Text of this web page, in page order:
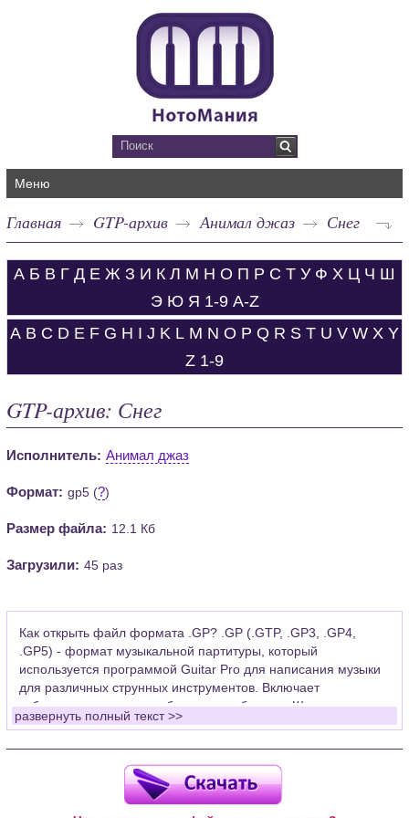
Меню
Главная GTP-архив Анимал джаз Снег
А Б В Г Д Е Ж З И К Л М Н О П Р С Т У Ф Х Ц Ч Ш
Э Ю Я 1-9 A-Z
A B C D E F G H I J K L M N O P Q R S T U V W X Y
Z 1-9
GTP-архив: Снег
Исполнитель: Анимал джаз
Формат: gp5 (?)
Размер файла: 12.1 Кб
Загрузили: 45 раз
Как открыть файл формата .GP? .GP (.GTP, .GP3, .GP4,
.GP5) - формат музыкальной партитуры, который
используется программой Guitar Pro для написания музыки
для различных струнных инструментов. Включает
табулатуры для гитары, бас-гитары, банджо. Широко
применяется для создания партитур, которые затем
Для открытия нот этого формата Вам необходимо
установить у себя на рабочем компьютере программу Guitar
Pro (желательно, последней версии). Скачать её можно с
развернуть полный текст >>